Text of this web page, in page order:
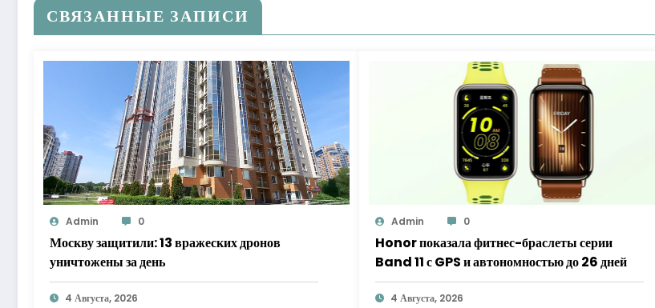
СВЯЗАННЫЕ ЗАПИСИ
Admin 0
Москву защитили: 13 вражеских дронов
уничтожены за день
4 Августа, 2026
Admin 0
Honor показала фитнес-браслеты серии
Band 11 с GPS и автономностью до 26 дней
4 Августа, 2026